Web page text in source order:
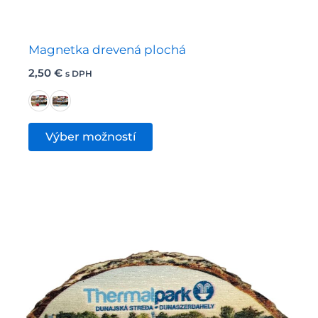
Magnetka drevená plochá
2,50€ s DPH
Výber možností
Tento
produkt
môžete
vybrať
na